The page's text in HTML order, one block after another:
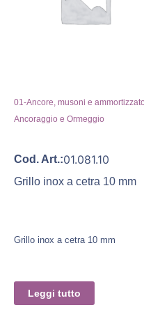
01-Ancore, musoni e
Ancoraggio e Ormeggio
Cod. Art.:01.081.10
Grillo inox a cetra 10 mm
Grillo inox a cetra 10 mm
Leggi tutto